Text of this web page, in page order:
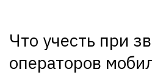
Что учесть при
операторов